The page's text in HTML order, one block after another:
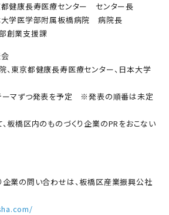
康長寿医療センター センター長
医学部附属板橋病院 病院長
創業支援課
東京都健康長寿医療センター、日本大学
ーマずつ発表を予定 ※発表の順番は未定
板橋区内のものづくり企業のPRをおこない
業の問い合わせは、板橋区産業振興公社